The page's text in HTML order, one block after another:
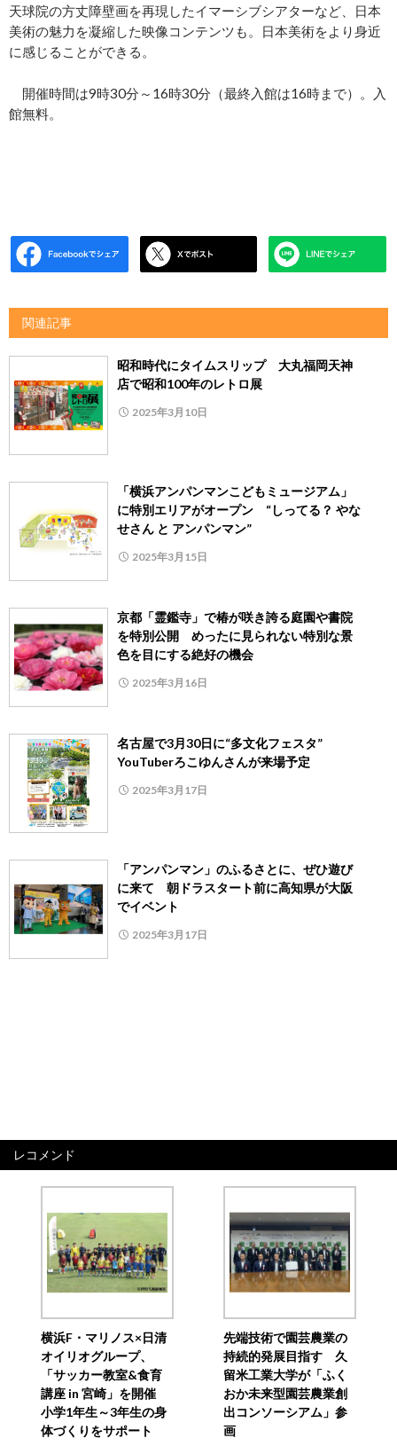
天球院の方丈障壁画を再現したイマーシブシアターなど、日本
美術の魅力を凝縮した映像コンテンツも。日本美術をより身近
に感じることができる。
開催時間は9時30分～16時30分（最終入館は16時まで）。入
館無料。
関連記事
昭和時代にタイムスリップ 大丸福岡天神
店で昭和100年のレトロ展
2025年3月10日
「横浜アンパンマンこどもミュージアム」
に特別エリアがオープン “しってる？ やな
せさん と アンパンマン”
2025年3月15日
京都「霊鑑寺」で椿が咲き誇る庭園や書院
を特別公開 めったに見られない特別な景
色を目にする絶好の機会
2025年3月16日
名古屋で3月30日に“多文化フェスタ”
YouTuberろこゆんさんが来場予定
2025年3月17日
「アンパンマン」のふるさとに、ぜひ遊び
に来て 朝ドラスタート前に高知県が大阪
でイベント
2025年3月17日
レコメンド
横浜F・マリノス×日清
オイリオグループ、
「サッカー教室&食育
講座 in 宮崎」を開催
小学1年生～3年生の身
体づくりをサポート
先端技術で園芸農業の
持続的発展目指す 久
留米工業大学が「ふく
おか未来型園芸農業創
出コンソーシアム」参
画